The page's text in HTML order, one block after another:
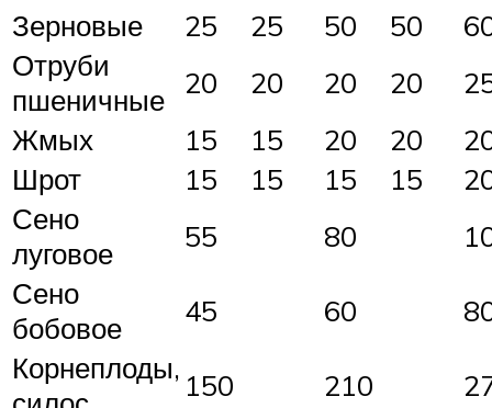
Зерновые
25 25 50 50
Отруби
пшеничные 20 20 20 20
Жмых
15 15 20 20
Шрот
15 15 15 15
Сено
луговое
55 80
Сено
бобовое
45 60
Корнеплоды, 150 210